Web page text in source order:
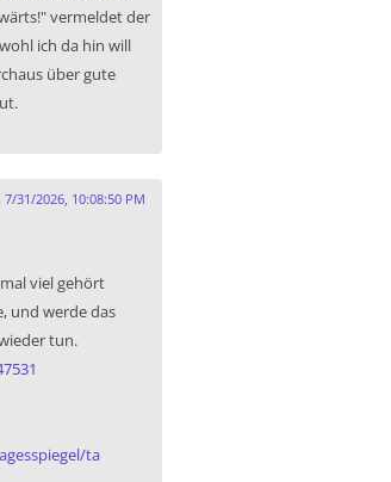
vermeldet der
ich da hin will
über gute
7/31/2026, 10:08:50 PM
viel gehört
und werde das
tun.
ta